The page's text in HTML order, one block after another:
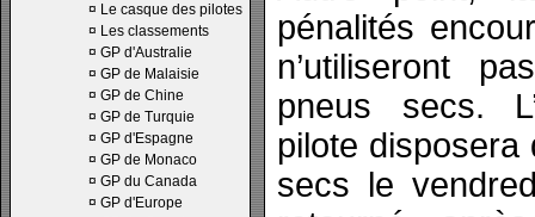
¤ Le casque des pilotes
¤ Les classements
¤ GP d'Australie
¤ GP de Malaisie
¤ GP de Chine
¤ GP de Turquie
¤ GP d'Espagne
¤ GP de Monaco
¤ GP du Canada
¤ GP d'Europe
pénalités
n’utiliseront
pneus secs.
pilote disposera
secs le